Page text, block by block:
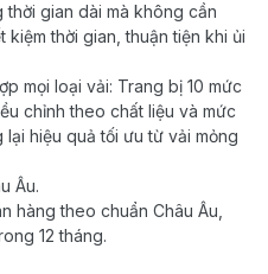
gian dài mà không cần
thời gian, thuận tiện khi ủi
mọi loại vải: Trang bị 10 mức
chỉnh theo chất liệu và mức
hiệu quả tối ưu từ vải mỏng
Âu.
hàng theo chuẩn Châu Âu,
12 tháng.